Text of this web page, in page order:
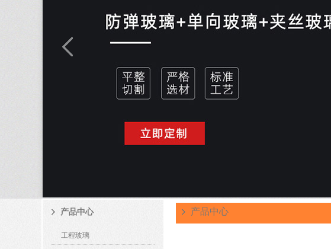
产品中心
工程玻璃
产品中心